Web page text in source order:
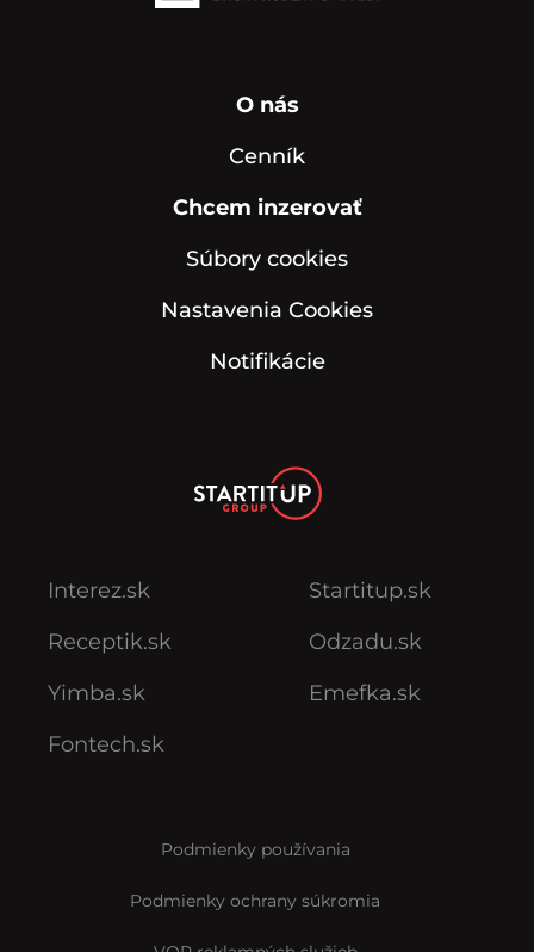
O nás
Cenník
Chcem inzerovať
Súbory cookies
Nastavenia Cookies
Notifikácie
Interez.sk
Receptik.sk
Yimba.sk
Fontech.sk
Startitup.sk
Odzadu.sk
Emefka.sk
Podmienky používania
Podmienky ochrany súkromia